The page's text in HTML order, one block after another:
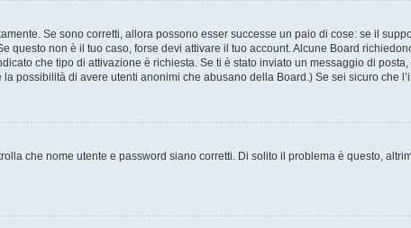
Se sono corretti, allora possono esser successe un paio di cose: se il
questo non è il tuo caso, forse devi attivare il tuo account. Alcune Board
che tipo di attivazione è richiesta. Se ti è stato inviato un messaggio di
possibilità di avere utenti anonimi che abusano della Board.) Se sei sicuro che
che nome utente e password siano corretti. Di solito il problema è questo,